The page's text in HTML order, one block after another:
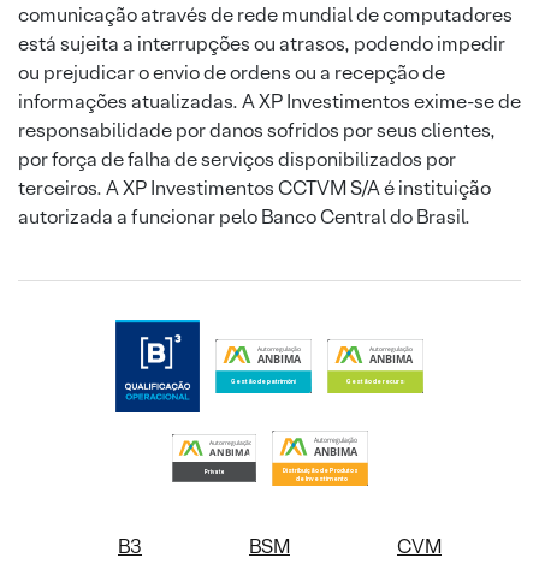
comunicação através de rede mundial de computadores
está sujeita a interrupções ou atrasos, podendo impedir
ou prejudicar o envio de ordens ou a recepção de
informações atualizadas. A XP Investimentos exime-se de
responsabilidade por danos sofridos por seus clientes,
por força de falha de serviços disponibilizados por
terceiros. A XP Investimentos CCTVM S/A é instituição
autorizada a funcionar pelo Banco Central do Brasil.
B3 BSM CVM